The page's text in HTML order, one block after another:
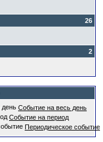
26
2
Событие на весь день
Событие на период
Периодическое событие